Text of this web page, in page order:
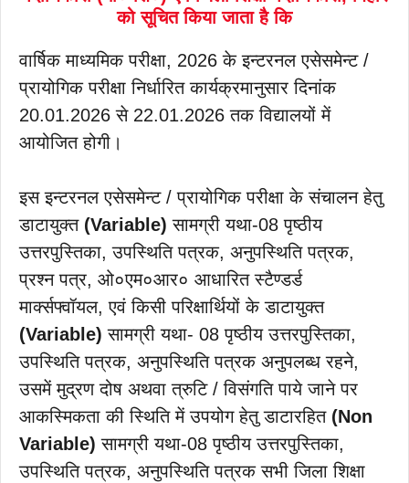
को सूचित किया जाता है कि
वार्षिक माध्यमिक परीक्षा, 2026 के इन्टरनल एसेसमेन्ट /
प्रायोगिक परीक्षा निर्धारित कार्यक्रमानुसार दिनांक
20.01.2026 से 22.01.2026 तक विद्यालयों में
आयोजित होगी।
इस इन्टरनल एसेसमेन्ट / प्रायोगिक परीक्षा के संचालन हेतु
डाटायुक्त(Variable)सामग्री यथा-08 पृष्ठीय
उत्तरपुस्तिका, उपस्थिति पत्रक, अनुपस्थिति पत्रक,
प्रश्न पत्र, ओ०एम०आर० आधारित स्टैण्डर्ड
मार्क्सफ्वॉयल, एवं किसी परिक्षार्थियों के डाटायुक्त
(Variable)सामग्री यथा- 08 पृष्ठीय उत्तरपुस्तिका,
उपस्थिति पत्रक, अनुपस्थिति पत्रक अनुपलब्ध रहने,
उसमें मुद्रण दोष अथवा त्रुटि / विसंगति पाये जाने पर
आकस्मिकता की स्थिति में उपयोग हेतु डाटारहित (Non
Variable)सामग्री यथा-08 पृष्ठीय उत्तरपुस्तिका,
उपस्थिति पत्रक, अनुपस्थिति पत्रक सभी जिला शिक्षा